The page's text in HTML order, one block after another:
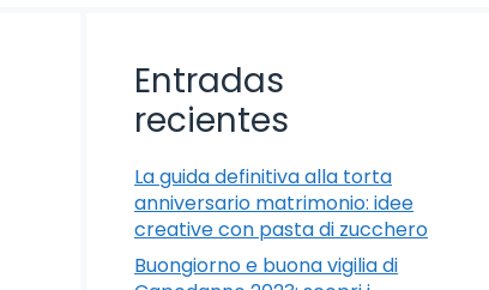
Entradas
recientes
La guida definitiva alla torta
anniversario matrimonio: idee
creative con pasta di zucchero
Buongiorno e buona vigilia di